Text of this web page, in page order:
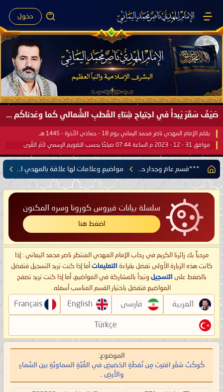
دخول
صَيْفُ سَقَرَ يَبدأُ في اجتياحِ شِتاءِ القُطبِ الشَّمالي كَما وعَدناكُم بالحقِّ لعَامِكم هذا (1445 هـ) ..
بقلم الإمام المهدي ناصر محمد اليماني يوم 18 - جمادى الآخرة - 1445 هـ
موافق 31 - 12 - 2023 م الساعة 07:44 صباحًا بحسب التقويم الرسمي لأمّ القُرى
سلسلة بيانات فيروس كورونا وسره المكنون
اضغط هنا
مرحباً بك زائرنا الكريم في رحاب الإمام المهدي المنتظر ناصر محمد اليماني : إذا
كانت هذه الزيارة الأولى تفضل بقراءة التعليمات أما إذا كنت تريد التسجيل فتفضل
بالضغط على التسجيل وتبدأ بالمشاركة في المواضيع، أما إذا كنت تريد تصفح
المواضيع فتفضل باختيار القسم المناسب أسفله.
العربية فارسی English
Français
Türkçe
الموضوع:
كَوكَبُ سَقَر اقتربَ مِن نُقطَةِ الحَضيضِ في القُبَّةِ السماويَّةِ بين السَّماءِ
والأرضِ ..